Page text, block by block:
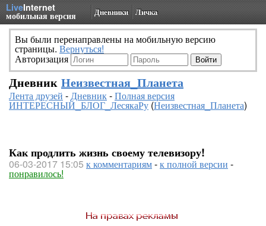
LiveInternet
мобильная версия Дневники Личка
Вы были перенаправлены на мобильную версию
страницы. Вернуться!
Авторизация
Дневник Неизвестная_Планета
Лента друзей -Дневник-Полная версия
ИНТЕРЕСНЫЙ_БЛОГ_ЛесякаРу(Неизвестная_Планета)
Как продлить жизнь своему телевизору!
06-03-2017 15:05 к комментариям-к полной версии -
понравилось!